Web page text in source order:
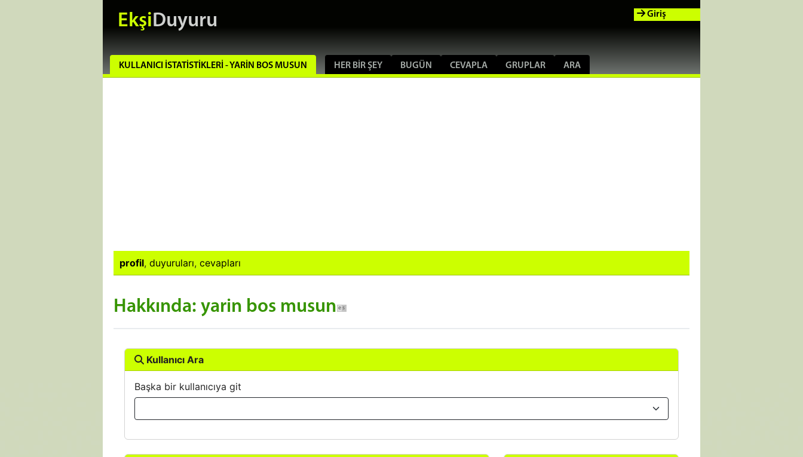
EkşiDuyuru
KULLANICI İSTATISTIKLERI - YARIN BOS MUSUN HER BIR ŞEY BUGÜN CEVAPLA GRUPLAR ARA
Giriş
profil, duyuruları, cevapları
Hakkında: yarin bos musun
Kullanıcı Ara
Başka bir kullanıcıya git